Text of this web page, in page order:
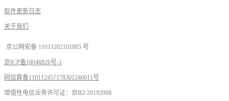
软件更新日志
关于我们
京公网安备 11011202101885 号
京ICP备18046826号-1
网信算备110112457178301240011号
增值性电信业务许可证：京B2-20192068